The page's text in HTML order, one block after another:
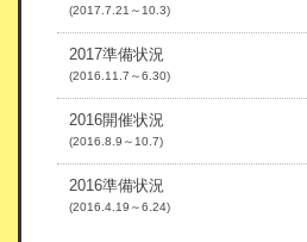
(2017.7.21～10.3)
2017準備状況
(2016.11.7～6.30)
2016開催状況
(2016.8.9～10.7)
2016準備状況
(2016.4.19～6.24)